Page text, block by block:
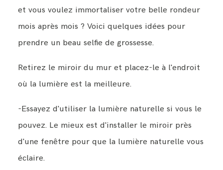
et vous voulez immortaliser votre belle rondeur
mois après mois ? Voici quelques idées pour
prendre un beau selfie de grossesse.
Retirez le miroir du mur et placez-le à l'endroit
où la lumière est la meilleure.
-Essayez d'utiliser la lumière naturelle si vous le
pouvez. Le mieux est d'installer le miroir près
d'une fenêtre pour que la lumière naturelle vous
éclaire.
REVIEWS